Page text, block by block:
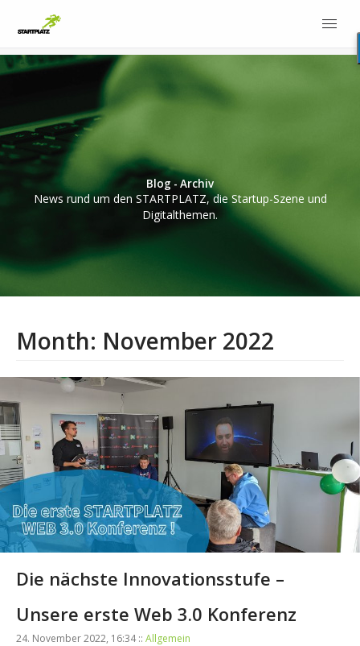
Blog - Archiv
News rund um den STARTPLATZ, die Startup-Szene und
Digitalthemen.
Month: November 2022
Die nächste Innovationsstufe –
Unsere erste Web 3.0 Konferenz
24. November 2022, 16:34 :: Allgemein